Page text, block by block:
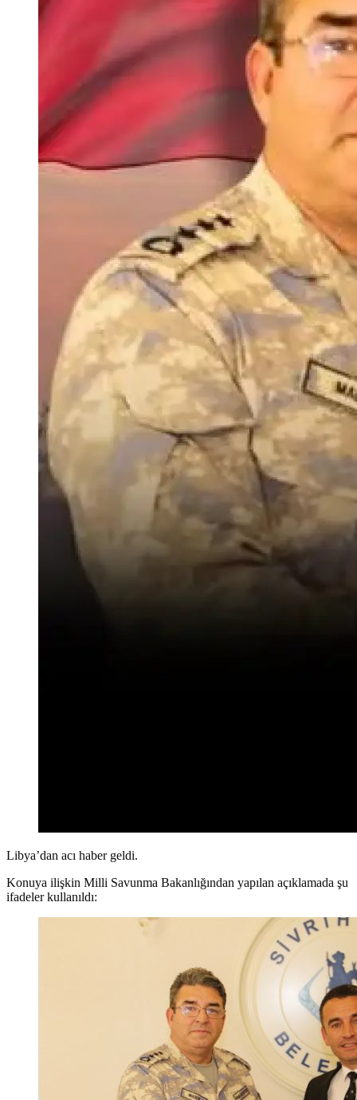
Libya’dan acı haber geldi.
Konuya ilişkin Milli Savunma Bakanlığından yapılan açıklamada şu
ifadeler kullanıldı: